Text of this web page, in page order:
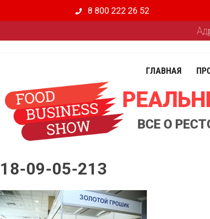
8 800 222 26 52
ГЛАВНАЯ
ВСЕ О
18-09-05-213